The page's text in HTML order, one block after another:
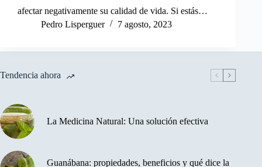
afectar negativamente su calidad de vida. Si estás…
Pedro Lisperguer
7 agosto, 2023
Tendencia ahora
La Medicina Natural: Una solución efectiva
Guanábana: propiedades, beneficios y qué dice la